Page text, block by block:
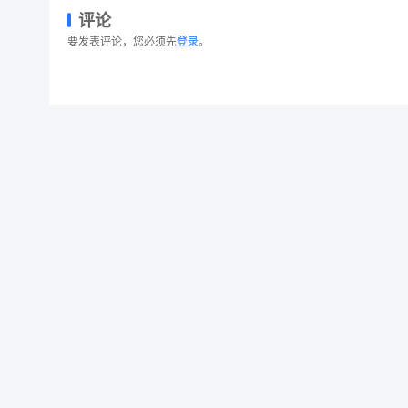
评论
要发表评论，您必须先登录。